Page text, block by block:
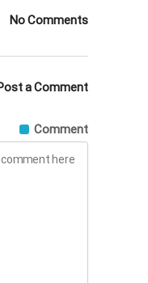
No Comments
a Comment
Comment